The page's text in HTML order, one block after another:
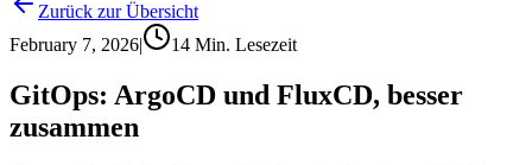
Zurück zur Übersicht
February 7, 2026| 14 Min. Lesezeit
GitOps: ArgoCD und FluxCD, besser
zusammen